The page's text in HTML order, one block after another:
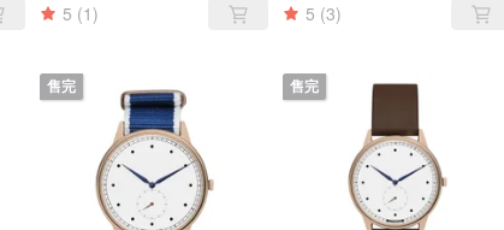
5 (1)
5 (3)
售完 售完